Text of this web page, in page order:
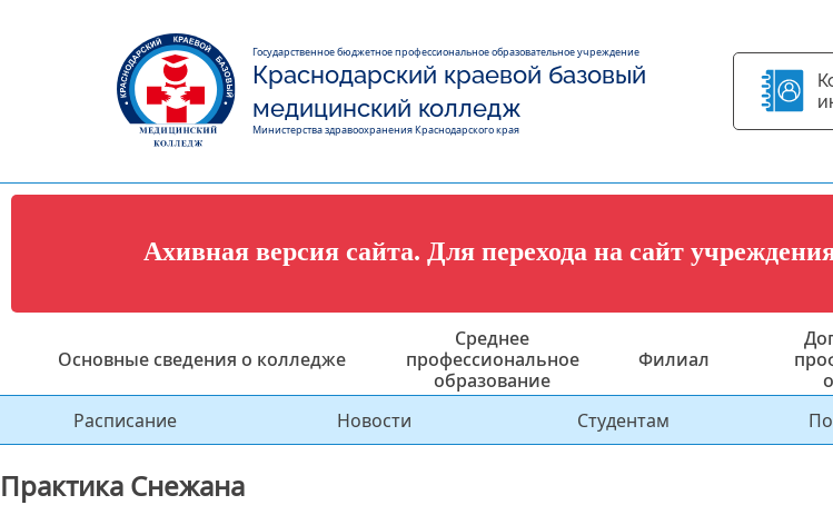
Государственное бюджетное профессиональное образовательное учреждение
Краснодарский краевой базовый
медицинский колледж
Министерства здравоохранения Краснодарского края
Ахивная версия сайта. Для перехода на сайт
Основные сведения о колледже
Среднее
профессиональное
образование
Филиал
Расписание Новости Студентам
Практика Снежана